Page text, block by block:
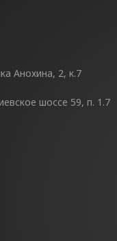
Анохина, 2, к.7
шоссе 59, п. 1.7